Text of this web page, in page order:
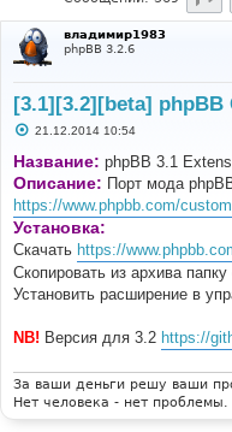
владимир1983
phpBB 3.2.6
[3.1][3.2][beta] phpBB
С
о
б
щ
е
н
и
21.12.2014 10:54
Название: phpBB 3.1
Описание: Порт мода
https://www.phpbb.com/
Установка:
Скачать https://
Скопировать из архива
Установить расширение в
NB! Версия для 3.2 https://
За ваши деньги решу ваши
Нет человека - нет проблемы.